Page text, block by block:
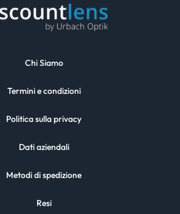
Chi Siamo
Termini e condizioni
Politica sulla privacy
Dati aziendali
Metodi di spedizione
Resi